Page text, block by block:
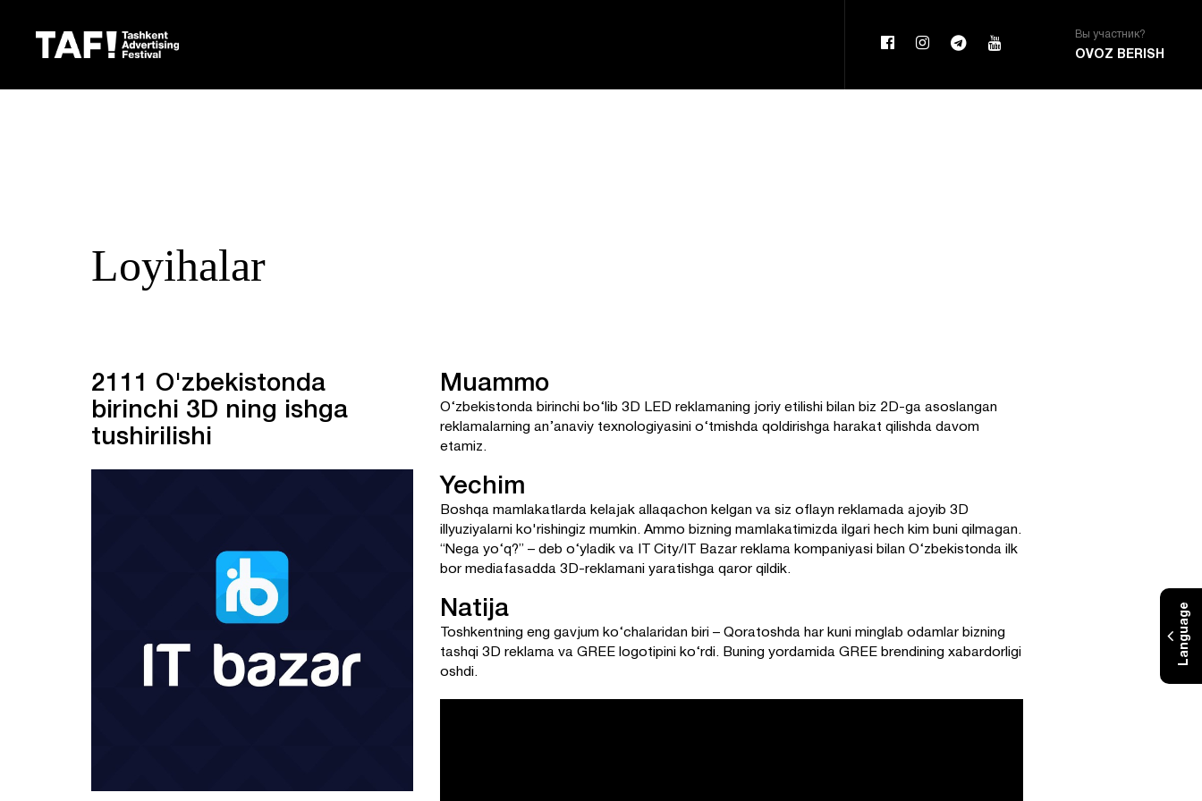
Вы участник?
OVOZ BERISH
Language
Loyihalar
2111 O'zbekistonda
birinchi 3D ning ishga
tushirilishi
Muammo
O‘zbekistonda birinchi bo‘lib 3D LED reklamaning joriy etilishi bilan biz 2D-ga asoslangan
reklamalarning an’anaviy texnologiyasini o‘tmishda qoldirishga harakat qilishda davom
etamiz.
Yechim
Boshqa mamlakatlarda kelajak allaqachon kelgan va siz oflayn reklamada ajoyib 3D
illyuziyalarni ko'rishingiz mumkin. Ammo bizning mamlakatimizda ilgari hech kim buni qilmagan.
“Nega yo‘q?” – deb o‘yladik va IT City/IT Bazar reklama kompaniyasi bilan O‘zbekistonda ilk
bor mediafasadda 3D-reklamani yaratishga qaror qildik.
Natija
Toshkentning eng gavjum ko‘chalaridan biri – Qoratoshda har kuni minglab odamlar bizning
tashqi 3D reklama va GREE logotipini ko‘rdi. Buning yordamida GREE brendining xabardorligi
oshdi.